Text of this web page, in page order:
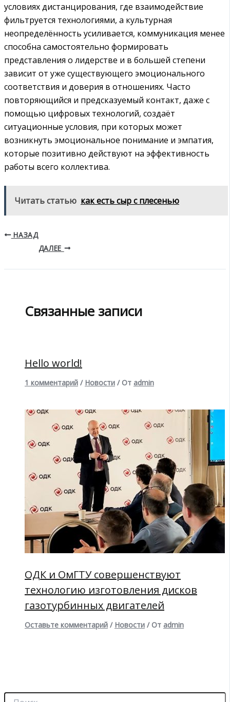
условиях дистанцирования, где взаимодействие
фильтруется технологиями, а культурная
неопределённость усиливается, коммуникация менее
способна самостоятельно формировать
представления о лидерстве и в большей степени
зависит от уже существующего эмоционального
соответствия и доверия в отношениях. Часто
повторяющийся и предсказуемый контакт, даже с
помощью цифровых технологий, создаёт
ситуационные условия, при которых может
возникнуть эмоциональное понимание и эмпатия,
которые позитивно действуют на эффективность
работы всего коллектива.
Читать статью как есть сыр с плесенью
НАЗАД
ДАЛЕЕ
Связанные записи
Hello world!
1 комментарий / Новости / От admin
ОДК и ОмГТУ совершенствуют
технологию изготовления дисков
газотурбинных двигателей
Оставьте комментарий / Новости / От admin
П